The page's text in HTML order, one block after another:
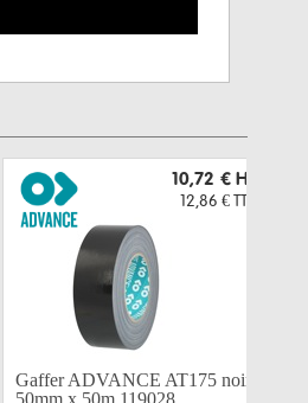
10,72 € HT
12,86 € TTC
Gaffer ADVANCE AT175 noir
50mm x 50m 119028...